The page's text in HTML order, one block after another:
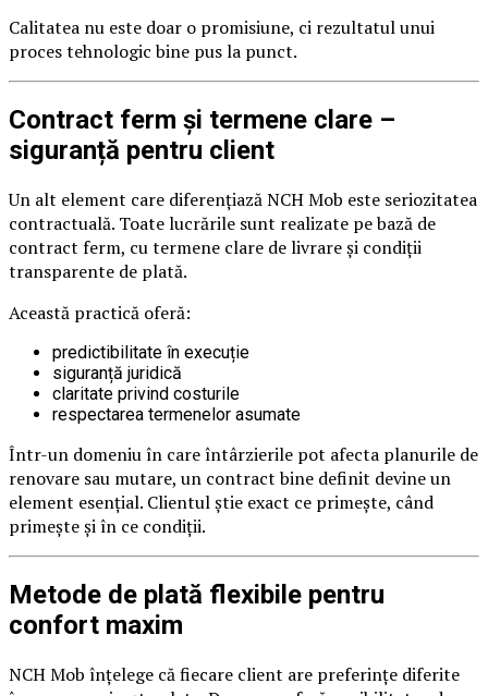
Calitatea nu este doar o promisiune, ci rezultatul unui
proces tehnologic bine pus la punct.
Contract ferm și termene clare –
siguranță pentru client
Un alt element care diferențiază NCH Mob este seriozitatea
contractuală. Toate lucrările sunt realizate pe bază de
contract ferm, cu termene clare de livrare și condiții
transparente de plată.
Această practică oferă:
predictibilitate în execuție
siguranță juridică
claritate privind costurile
respectarea termenelor asumate
Într-un domeniu în care întârzierile pot afecta planurile de
renovare sau mutare, un contract bine definit devine un
element esențial. Clientul știe exact ce primește, când
primește și în ce condiții.
Metode de plată flexibile pentru
confort maxim
NCH Mob înțelege că fiecare client are preferințe diferite